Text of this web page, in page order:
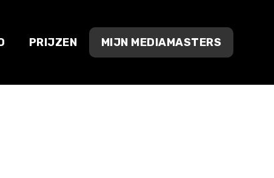
PRIJZEN MIJN MEDIAMASTERS